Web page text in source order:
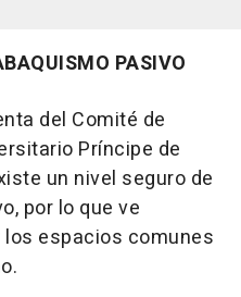
PASIVO
del Comité de
Príncipe de
un nivel seguro de
por lo que ve
espacios comunes